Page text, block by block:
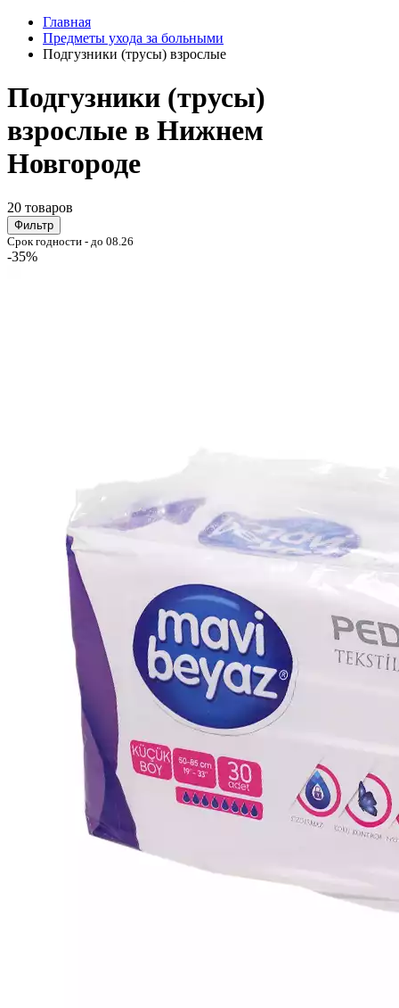
Главная
Предметы ухода за больными
Подгузники (трусы) взрослые
Подгузники (трусы)
взрослые в Нижнем
Новгороде
20 товаров
Фильтр
Срок годности - до 08.26
-35%